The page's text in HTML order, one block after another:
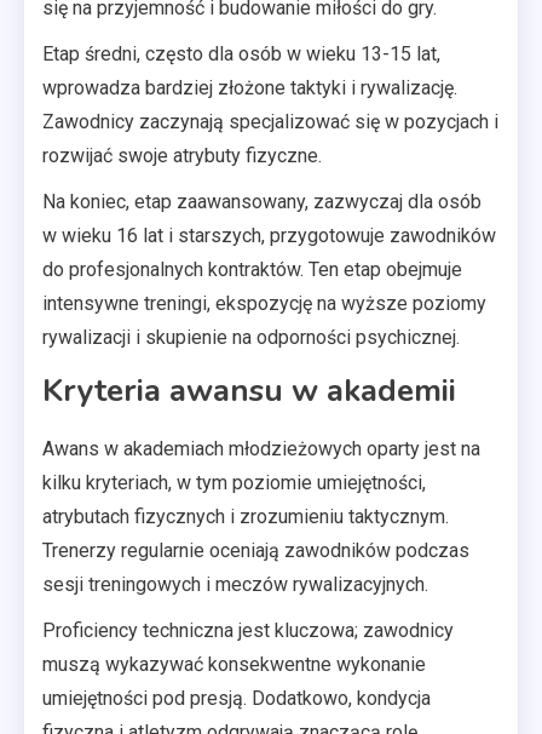
się na przyjemność i budowanie miłości do gry.
Etap średni, często dla osób w wieku 13-15 lat,
wprowadza bardziej złożone taktyki i rywalizację.
Zawodnicy zaczynają specjalizować się w pozycjach i
rozwijać swoje atrybuty fizyczne.
Na koniec, etap zaawansowany, zazwyczaj dla osób
w wieku 16 lat i starszych, przygotowuje zawodników
do profesjonalnych kontraktów. Ten etap obejmuje
intensywne treningi, ekspozycję na wyższe poziomy
rywalizacji i skupienie na odporności psychicznej.
Kryteria awansu w akademii
Awans w akademiach młodzieżowych oparty jest na
kilku kryteriach, w tym poziomie umiejętności,
atrybutach fizycznych i zrozumieniu taktycznym.
Trenerzy regularnie oceniają zawodników podczas
sesji treningowych i meczów rywalizacyjnych.
Proficiency techniczna jest kluczowa; zawodnicy
muszą wykazywać konsekwentne wykonanie
umiejętności pod presją. Dodatkowo, kondycja